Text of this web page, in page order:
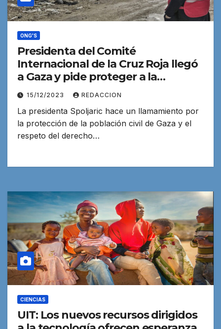
ONG'S
Presidenta del Comité
Internacional de la Cruz Roja llegó
a Gaza y pide proteger a la
población civil
15/12/2023 REDACCION
La presidenta Spoljaric hace un llamamiento por
la protección de la población civil de Gaza y el
respeto del derecho…
CIENCIAS
UIT: Los nuevos recursos dirigidos